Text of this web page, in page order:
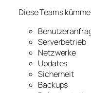
Diese Teams
Serverbetrieb
Netzwerke
Updates
Sicherheit
Backups